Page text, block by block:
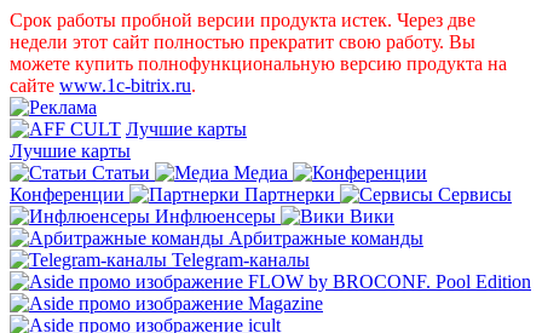
Срок работы пробной версии продукта истек. Через две
недели этот сайт полностью прекратит свою работу. Вы
можете купить полнофункциональную версию продукта на
сайте www.1c-bitrix.ru.
Лучшие карты
Лучшие карты
Статьи
Медиа
Конференции
Партнерки
Сервисы
Инфлюенсеры
Вики
Арбитражные команды
Telegram-каналы